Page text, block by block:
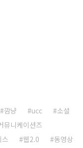
깜냥 ucc
소셜
뮤니케이션즈
웹2.0
동영상